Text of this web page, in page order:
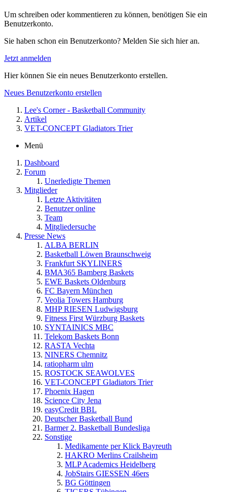
Um schreiben oder kommentieren zu können, benötigen Sie ein
Benutzerkonto.
Sie haben schon ein Benutzerkonto? Melden Sie sich hier an.
Jetzt anmelden
Hier können Sie ein neues Benutzerkonto erstellen.
Neues Benutzerkonto erstellen
Lee's Corner - Basketball Community
Artikel
VET-CONCEPT Gladiators Trier
Menü
Dashboard
Forum
Unerledigte Themen
Mitglieder
Letzte Aktivitäten
Benutzer online
Team
Mitgliedersuche
Presse News
ALBA BERLIN
Basketball Löwen Braunschweig
Frankfurt SKYLINERS
BMA365 Bamberg Baskets
EWE Baskets Oldenburg
FC Bayern München
Veolia Towers Hamburg
MHP RIESEN Ludwigsburg
Fitness First Würzburg Baskets
SYNTAINICS MBC
Telekom Baskets Bonn
RASTA Vechta
NINERS Chemnitz
ratiopharm ulm
ROSTOCK SEAWOLVES
VET-CONCEPT Gladiators Trier
Phoenix Hagen
Science City Jena
easyCredit BBL
Deutscher Basketball Bund
Barmer 2. Basketball Bundesliga
Sonstige
Medikamente per Klick Bayreuth
HAKRO Merlins Crailsheim
MLP Academics Heidelberg
JobStairs GIESSEN 46ers
BG Göttingen